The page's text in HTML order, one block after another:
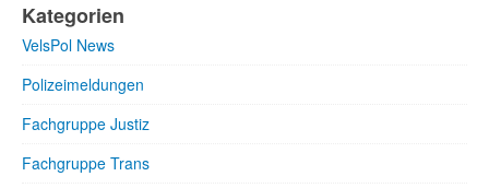
Kategorien
VelsPol News
Polizeimeldungen
Fachgruppe Justiz
Fachgruppe Trans